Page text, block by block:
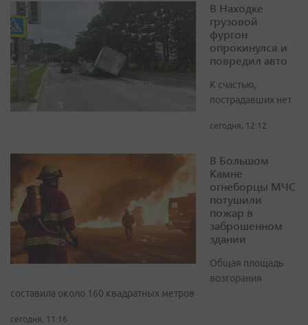
В Находке
грузовой
фургон
опрокинулся и
повредил авто
К счастью,
пострадавших нет
сегодня, 12:12
В Большом
Камне
огнеборцы МЧС
потушили
пожар в
заброшенном
здании
Общая площадь
возгорания
составила около 160 квадратных метров
сегодня, 11:16